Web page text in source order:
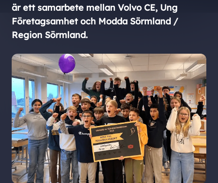
är ett samarbete mellan Volvo CE, Ung
Företagsamhet och Modda Sörmland /
Region Sörmland.